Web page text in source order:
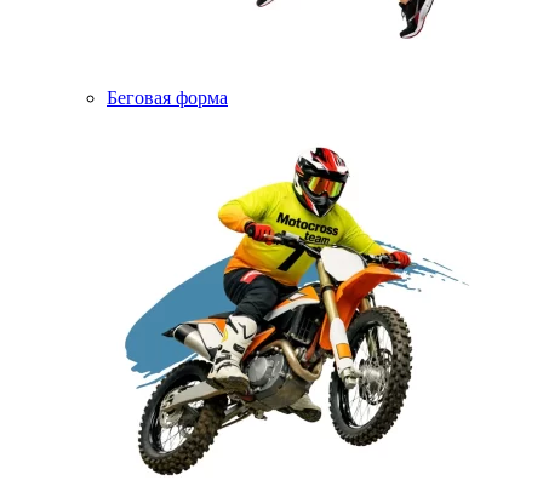
Беговая форма